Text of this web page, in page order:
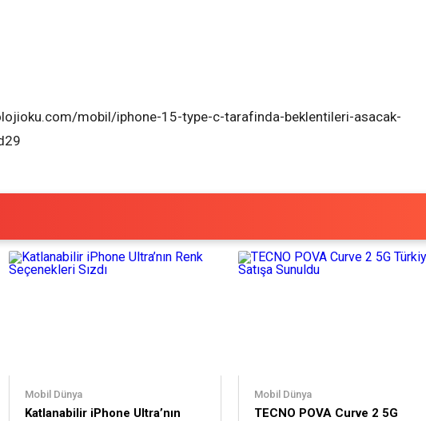
mobil/iphone-15-type-c-tarafinda-beklentileri-asacak-
Mobil Dünya
Katlanabilir iPhone Ultra’nın
Mobil Dünya
TECNO POVA Curve 2 5G